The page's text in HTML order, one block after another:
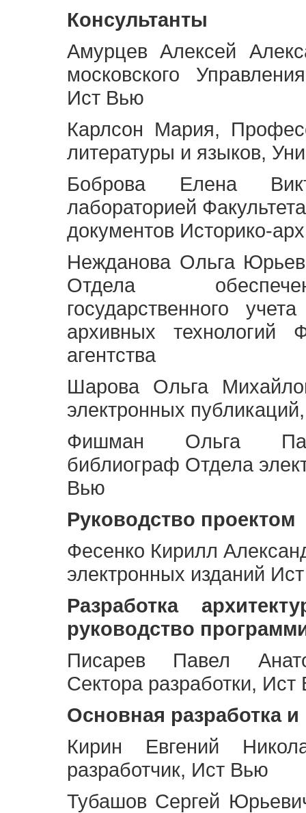
Консультанты
Амурцев Алексей
московского
Ист Вью
Карлсон Мария,
литературы и языков,
Боброва Елена
лабораторией
документов Историко-
Нежданова Ольга
Отдела
государственного
архивных технологий
агентства
Шарова Ольга
электронных
Фишман Ольга
библиограф Отдела
Вью
Руководство проектом
Фесенко Кирилл
электронных изданий
Разработка
руководство
Писарев Павел
Сектора разработки,
Основная разработка
Кирин Евгений
разработчик, Ист Вью
Тубашов Сергей